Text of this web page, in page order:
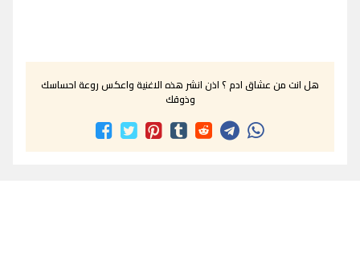
هل انت من عشاق ادم ؟ اذن انشر هذه الاغنية واعكس روعة احساسك
وذوقك